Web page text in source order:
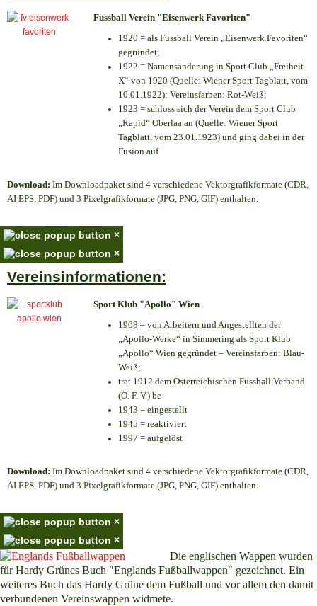
Fussball Verein "Eisenwerk Favoriten"
1920 = als Fussball Verein „Eisenwerk Favoriten“
gegründet;
1922 = Namensänderung in Sport Club „Freiheit
X“ von 1920 (Quelle: Wiener Sport Tagblatt, vom
10.01.1922); Vereinsfarben: Rot-Weiß;
1923 = schloss sich der Verein dem Sport Club
„Rapid“ Oberlaa an (Quelle: Wiener Sport
Tagblatt, vom 23.01.1923) und ging dabei in der
Fusion auf
Download: Im Downloadpaket sind 4 verschiedene Vektorgrafikformate (CDR,
AI EPS, PDF) und 3 Pixelgrafikformate (JPG, PNG, GIF) enthalten.
×
×
Vereinsinformationen:
Sport Klub "Apollo" Wien
1908 – von Arbeitern und Angestellten der
„Apollo-Werke“ in Simmering als Sport Klub
„Apollo“ Wien gegründet – Vereinsfarben: Blau-
Weiß;
trat 1912 dem Österreichischen Fussball Verband
(Ö. F. V.) be
1943 = eingestellt
1945 = reaktiviert
1997 = aufgelöst
Download: Im Downloadpaket sind 4 verschiedene Vektorgrafikformate (CDR,
AI EPS, PDF) und 3 Pixelgrafikformate (JPG, PNG, GIF) enthalten.
×
×
Die englischen Wappen wurden
für Hardy Grünes Buch "Englands Fußballwappen" gezeichnet. Ein
weiteres Buch das Hardy Grüne dem Fußball und vor allem den damit
verbundenen Vereinswappen widmete.